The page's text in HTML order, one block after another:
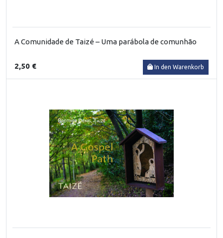
A Comunidade de Taizé – Uma parábola de comunhão
2,50 € In den Warenkorb